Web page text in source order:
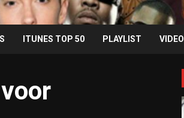
ITUNES TOP 50 PLAYLIST VIDEO